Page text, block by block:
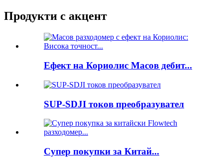
Продукти с акцент
Ефект на Кориолис Масов дебит...
SUP-SDJI токов преобразувател
Супер покупки за Китай...